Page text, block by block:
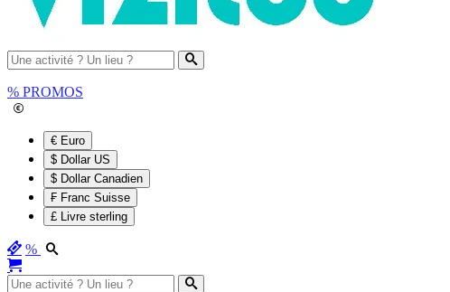
% PROMOS
€ Euro
$ Dollar US
$ Dollar Canadien
₣ Franc Suisse
£ Livre sterling
%